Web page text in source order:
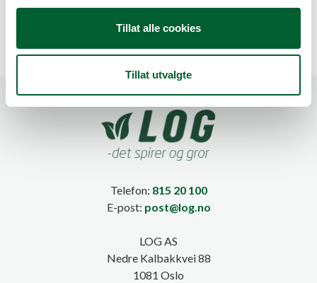
Tillat alle cookies
Tillat utvalgte
Telefon: 815 20 100
E-post: post@log.no
LOG AS
Nedre Kalbakkvei 88
1081 Oslo